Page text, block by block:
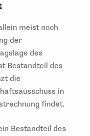
meist noch
der
des
Bestandteil des
die
in
findet.
Bestandteil des